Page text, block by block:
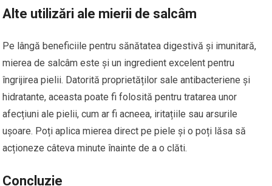
Alte utilizări ale mierii de salcâm
Pe lângă beneficiile pentru sănătatea digestivă și imunitară,
mierea de salcâm este și un ingredient excelent pentru
îngrijirea pielii. Datorită proprietăților sale antibacteriene și
hidratante, aceasta poate fi folosită pentru tratarea unor
afecțiuni ale pielii, cum ar fi acneea, iritațiile sau arsurile
ușoare. Poți aplica mierea direct pe piele și o poți lăsa să
acționeze câteva minute înainte de a o clăti.
Concluzie